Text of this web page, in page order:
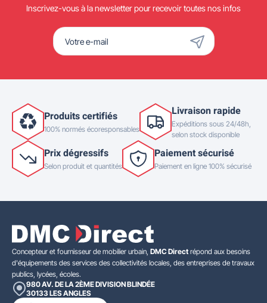
Inscrivez-vous à la newsletter pour recevoir toutes nos infos
Produits certifiés
100% normés écoresponsables
Livraison rapide
Expéditions sous 24/48h,
selon stock disponible
Prix dégressifs
Selon produit et quantités
Paiement sécurisé
Paiement en ligne 100% sécurisé
Concepteur et fournisseur de mobilier urbain, DMC Direct répond aux besoins
d'équipements des services des collectivités locales, des entreprises de travaux
publics, lycées, écoles.
980 AV. DE LA 2ÈME DIVISION BLINDÉE
30133 LES ANGLES